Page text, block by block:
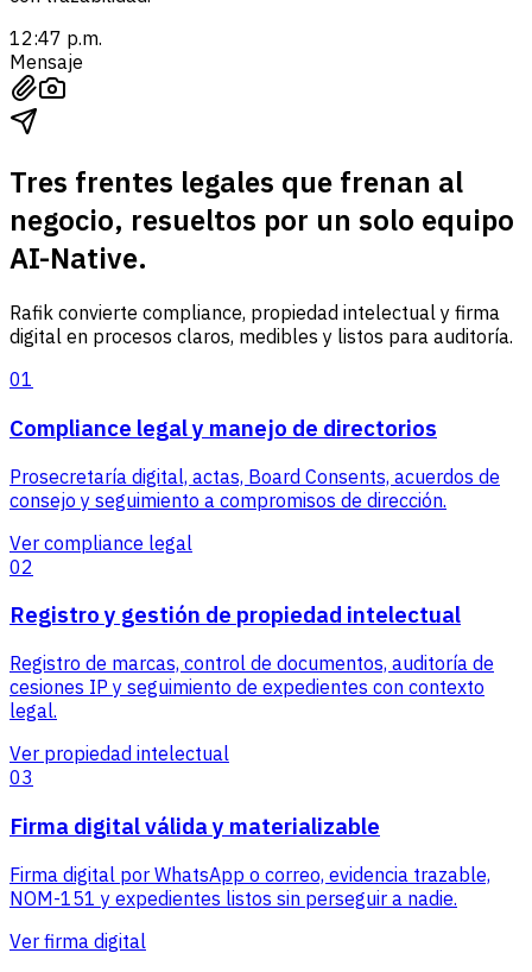
12:47 p.m.
Mensaje
Tres frentes legales que frenan al
negocio, resueltos por un solo equipo
AI-Native.
Rafik convierte compliance, propiedad intelectual y firma
digital en procesos claros, medibles y listos para auditoría.
01
Compliance legal y manejo de directorios
Prosecretaría digital, actas, Board Consents, acuerdos de
consejo y seguimiento a compromisos de dirección.
Ver compliance legal
02
Registro y gestión de propiedad intelectual
Registro de marcas, control de documentos, auditoría de
cesiones IP y seguimiento de expedientes con contexto
legal.
Ver propiedad intelectual
03
Firma digital válida y materializable
Firma digital por WhatsApp o correo, evidencia trazable,
NOM-151 y expedientes listos sin perseguir a nadie.
Ver firma digital